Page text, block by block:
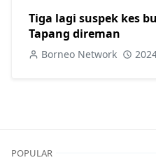
Tiga lagi suspek kes
Tapang direman
Borneo Network
POPULAR